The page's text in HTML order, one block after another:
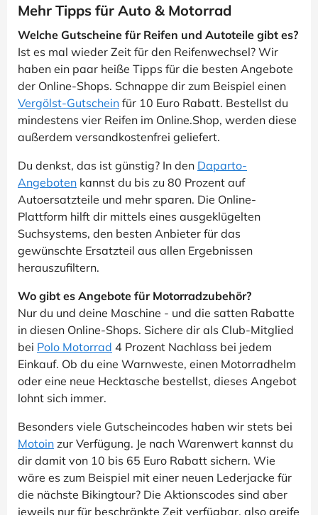
Mehr Tipps für Auto & Motorrad
Welche Gutscheine für Reifen und Autoteile gibt es?
Ist es mal wieder Zeit für den Reifenwechsel? Wir
haben ein paar heiße Tipps für die besten Angebote
der Online-Shops. Schnappe dir zum Beispiel einen
Vergölst-Gutschein für 10 Euro Rabatt. Bestellst du
mindestens vier Reifen im Online.Shop, werden diese
außerdem versandkostenfrei geliefert.
Du denkst, das ist günstig? In den Daparto-
Angeboten kannst du bis zu 80 Prozent auf
Autoersatzteile und mehr sparen. Die Online-
Plattform hilft dir mittels eines ausgeklügelten
Suchsystems, den besten Anbieter für das
gewünschte Ersatzteil aus allen Ergebnissen
herauszufiltern.
Wo gibt es Angebote für Motorradzubehör?
Nur du und deine Maschine - und die satten Rabatte
in diesen Online-Shops. Sichere dir als Club-Mitglied
bei Polo Motorrad 4 Prozent Nachlass bei jedem
Einkauf. Ob du eine Warnweste, einen Motorradhelm
oder eine neue Hecktasche bestellst, dieses Angebot
lohnt sich immer.
Besonders viele Gutscheincodes haben wir stets bei
Motoin zur Verfügung. Je nach Warenwert kannst du
dir damit von 10 bis 65 Euro Rabatt sichern. Wie
wäre es zum Beispiel mit einer neuen Lederjacke für
die nächste Bikingtour? Die Aktionscodes sind aber
jeweils nur für beschränkte Zeit verfügbar, also greife